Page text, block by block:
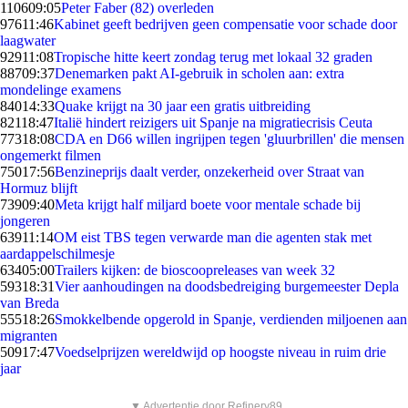
110609:05Peter Faber (82) overleden
97611:46Kabinet geeft bedrijven geen compensatie voor schade door
laagwater
92911:08Tropische hitte keert zondag terug met lokaal 32 graden
88709:37Denemarken pakt AI-gebruik in scholen aan: extra
mondelinge examens
84014:33Quake krijgt na 30 jaar een gratis uitbreiding
82118:47Italië hindert reizigers uit Spanje na migratiecrisis Ceuta
77318:08CDA en D66 willen ingrijpen tegen 'gluurbrillen' die mensen
ongemerkt filmen
75017:56Benzineprijs daalt verder, onzekerheid over Straat van
Hormuz blijft
73909:40Meta krijgt half miljard boete voor mentale schade bij
jongeren
63911:14OM eist TBS tegen verwarde man die agenten stak met
aardappelschilmesje
63405:00Trailers kijken: de bioscoopreleases van week 32
59318:31Vier aanhoudingen na doodsbedreiging burgemeester Depla
van Breda
55518:26Smokkelbende opgerold in Spanje, verdienden miljoenen aan
migranten
50917:47Voedselprijzen wereldwijd op hoogste niveau in ruim drie
jaar